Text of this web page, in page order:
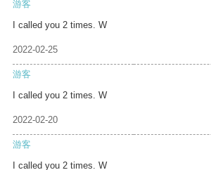
游客
I called you 2 times. W
2022-02-25
游客
I called you 2 times. W
2022-02-20
游客
I called you 2 times. W